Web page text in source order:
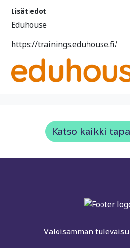
Lisätiedot
Eduhouse
https://trainings.eduhouse.fi/
Katso kaikki
Valoisamman